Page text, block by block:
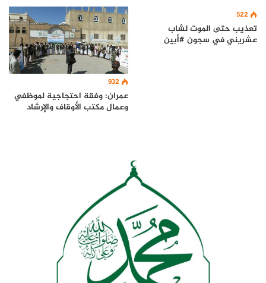
522
تعذيب حتى الموت لشاب
عشريني في سجون #أبين
932
عمران: وفقة احتجاجية لموظفي
وعمال مكتب الأوقاف والإرشاد